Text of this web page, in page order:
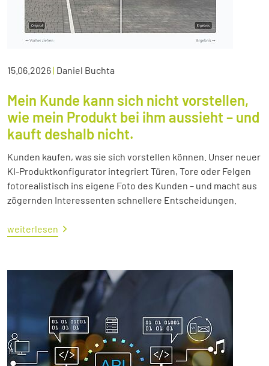
15.06.2026| Daniel Buchta
Mein Kunde kann sich nicht vorstellen,
wie mein Produkt bei ihm aussieht – und
kauft deshalb nicht.
Kunden kaufen, was sie sich vorstellen können. Unser neuer
KI-Produktkonfigurator integriert Türen, Tore oder Felgen
fotorealistisch ins eigene Foto des Kunden – und macht aus
zögernden Interessenten schnellere Entscheidungen.
weiterlesen